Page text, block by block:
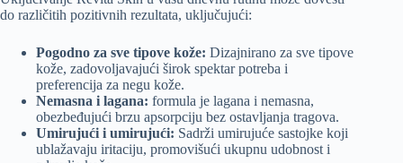
do različitih pozitivnih rezultata, uključujući:
Pogodno za sve tipove kože: Dizajnirano za sve tipove
kože, zadovoljavajući širok spektar potreba i
preferencija za negu kože.
Nemasna i lagana: formula je lagana i nemasna,
obezbeđujući brzu apsorpciju bez ostavljanja tragova.
Umirujući i umirujući: Sadrži umirujuće sastojke koji
ublažavaju iritaciju, promovišući ukupnu udobnost i